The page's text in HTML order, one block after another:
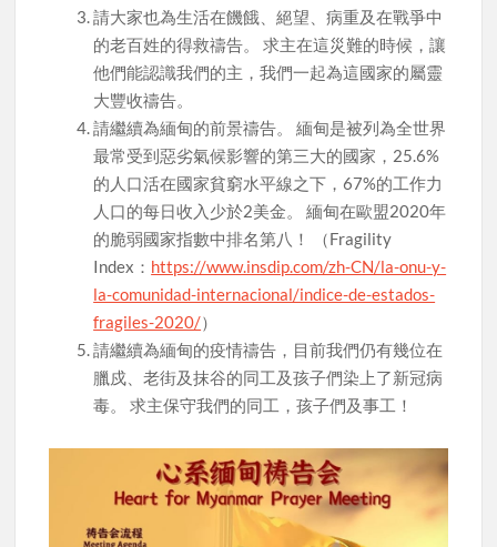
請大家也為生活在饑餓、絕望、病重及在戰爭中
的老百姓的得救禱告。 求主在這災難的時候，讓
他們能認識我們的主，我們一起為這國家的屬靈
大豐收禱告。
請繼續為緬甸的前景禱告。 緬甸是被列為全世界
最常受到惡劣氣候影響的第三大的國家，25.6%
的人口活在國家貧窮水平線之下，67%的工作力
人口的每日收入少於2美金。 緬甸在歐盟2020年
的脆弱國家指數中排名第八！ （Fragility
Index： https://www.insdip.com/zh-CN/la-onu-y-
la-comunidad-internacional/indice-de-estados-
fragiles-2020/）
請繼續為緬甸的疫情禱告，目前我們仍有幾位在
臘戍、老街及抹谷的同工及孩子們染上了新冠病
毒。 求主保守我們的同工，孩子們及事工！